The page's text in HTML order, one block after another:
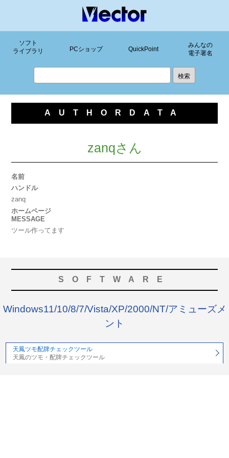
ソフト
ライブラリ
PCショップ QuickPoint
みんなの
電子署名
AUTHORDATA
zanqさん
名前
ハンドル
zanq
ホームページ
MESSAGE
ツール作ってます
SOFTWARE
Windows11/10/8/7/Vista/XP/2000/NT/アミューズメ
ント
天鳳ツモ配牌チェックツール
天鳳のツモ・配牌チェックツール